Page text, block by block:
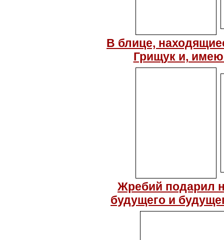
В блице,
Грищук и,
Жребий подарил
будущего и